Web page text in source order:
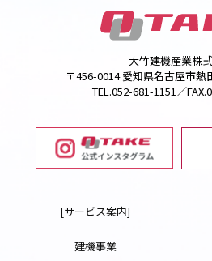
大竹建機産業株
〒456-0014 愛知県名古屋市熱
TEL.052-681-1151／
[サービス案内]
建機事業